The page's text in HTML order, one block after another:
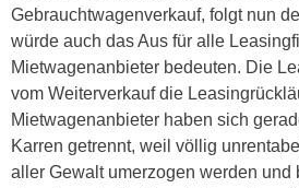
Gebrauchtwagenverkauf, folgt nun
würde auch das Aus für alle
Mietwagenanbieter bedeuten. Die
vom Weiterverkauf die
Mietwagenanbieter haben sich
Karren getrennt, weil völlig
aller Gewalt umerzogen werden und